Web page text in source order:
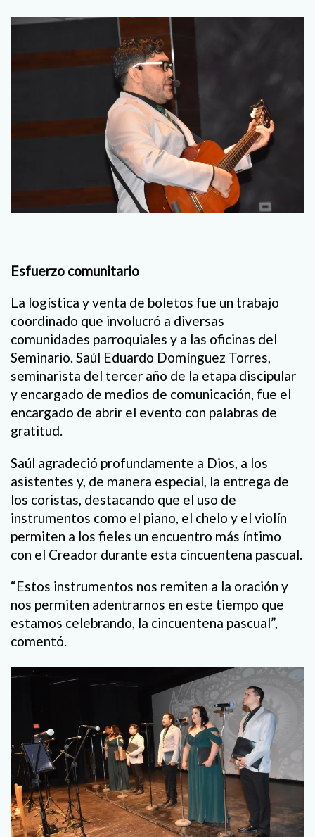
Esfuerzo comunitario
La logística y venta de boletos fue un trabajo
coordinado que involucró a diversas
comunidades parroquiales y a las oficinas del
Seminario. Saúl Eduardo Domínguez Torres,
seminarista del tercer año de la etapa discipular
y encargado de medios de comunicación, fue el
encargado de abrir el evento con palabras de
gratitud.
Saúl agradeció profundamente a Dios, a los
asistentes y, de manera especial, la entrega de
los coristas, destacando que el uso de
instrumentos como el piano, el chelo y el violín
permiten a los fieles un encuentro más íntimo
con el Creador durante esta cincuentena pascual.
“Estos instrumentos nos remiten a la oración y
nos permiten adentrarnos en este tiempo que
estamos celebrando, la cincuentena pascual”,
comentó.